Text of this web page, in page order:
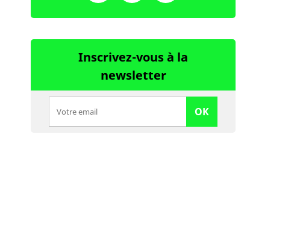
Inscrivez-vous à la
newsletter
OK